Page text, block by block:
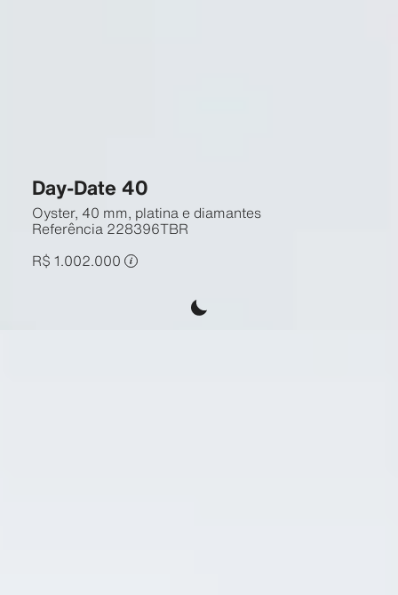
Day-Date 40
Oyster, 40 mm, platina e diamantes
Referência 228396TBR
R$ 1.002.000